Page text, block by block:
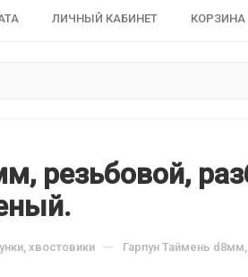
ЛИЧНЫЙ КАБИНЕТ КОРЗИНА
резьбовой,
хвостовики — Гарпун Таймень